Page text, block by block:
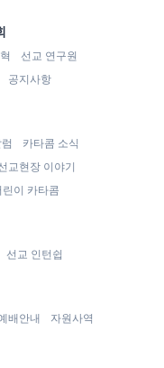
선교 연구원
공지사항
카타콤 소식
교현장 이야기
린이 카타콤
선교 인턴쉽
배안내
자원사역